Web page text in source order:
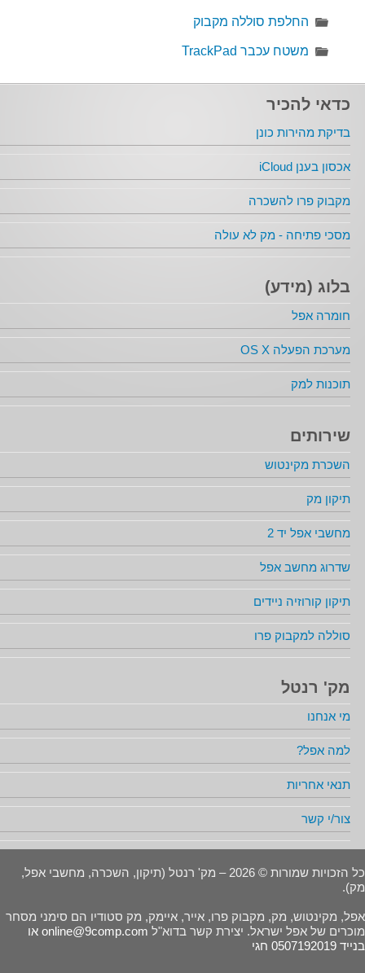
החלפת סוללה מקבוק
משטח עכבר TrackPad
כדאי להכיר
בדיקת מהירות כונן
אכסון בענן iCloud
מקבוק פרו להשכרה
מסכי פתיחה - מק לא עולה
בלוג (מידע)
חומרה אפל
מערכת הפעלה OS X
תוכנות למק
שירותים
השכרת מקינטוש
תיקון מק
מחשבי אפל יד 2
שדרוג מחשב אפל
תיקון קורוזיה ניידים
סוללה למקבוק פרו
מק' רנטל
מי אנחנו
למה אפל?
תנאי אחריות
צור/י קשר
כל הזכויות שמורות © 2026 – מק' רנטל (תיקון, השכרה, מחשבי אפל,
מק).
אפל, מקינטוש, מק, מקבוק פרו, אייר, איימק, מק סטודיו הם סימני מסחר
מוכרים של אפל ישראל. יצירת קשר בדוא"ל online@9comp.com או
בנייד 0507192019 חגי